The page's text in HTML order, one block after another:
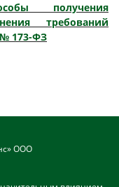
получения
требований
№ 173-ФЗ
ООО